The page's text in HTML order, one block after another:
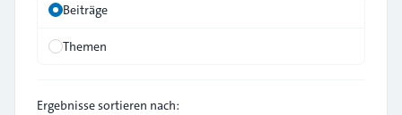
Beiträge
Themen
Ergebnisse sortieren nach: